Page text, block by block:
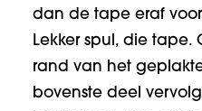
dan de tape eraf
Lekker spul, die
rand van het
bovenste deel